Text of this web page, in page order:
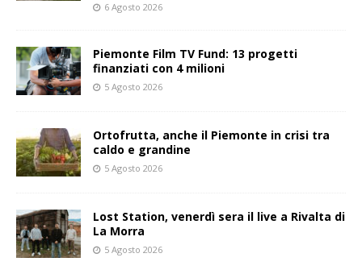
6 Agosto 2026
Piemonte Film TV Fund: 13 progetti
finanziati con 4 milioni
5 Agosto 2026
Ortofrutta, anche il Piemonte in crisi tra
caldo e grandine
5 Agosto 2026
Lost Station, venerdì sera il live a Rivalta di
La Morra
5 Agosto 2026